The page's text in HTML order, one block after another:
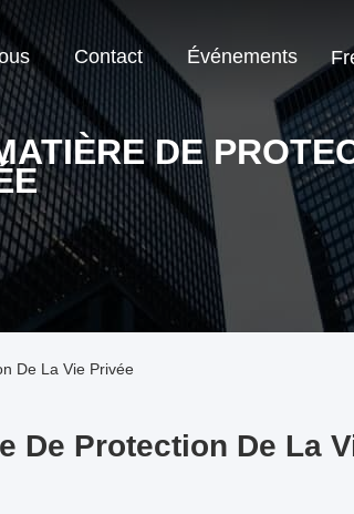
Contact Événements
DE
De La Vie Privée
De Protection De La